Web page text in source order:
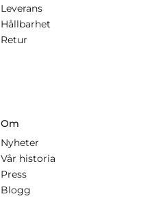
Leverans
Hållbarhet
Retur
Om
Nyheter
Vår historia
Press
Blogg